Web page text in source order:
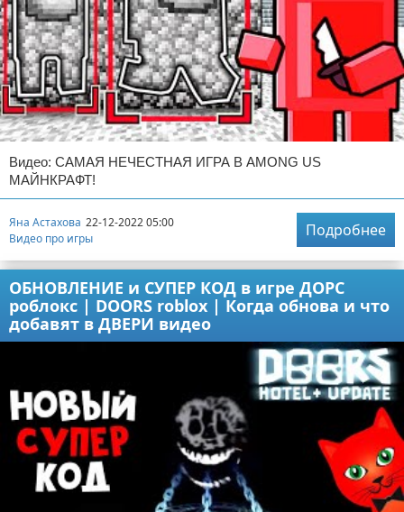
Видео: САМАЯ НЕЧЕСТНАЯ ИГРА В AMONG US
МАЙНКРАФТ!
Яна Астахова 22-12-2022 05:00
Видео про игры
Подробнее
ОБНОВЛЕНИЕ и СУПЕР КОД в игре ДОРС
роблокс | DOORS roblox | Когда обнова и что
добавят в ДВЕРИ видео